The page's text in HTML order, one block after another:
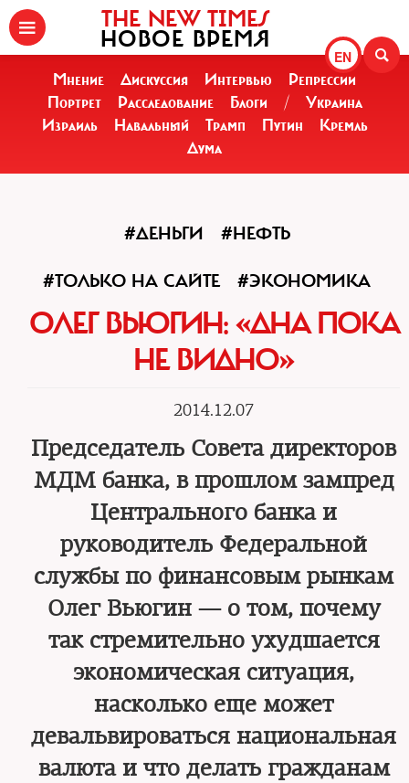
EN
THE NEW TIMES
НОВОЕ ВРЕМЯ
Мнение Дискуссия Интервью
Репрессии
Портрет
Расследование Блоги /
Украина
Израиль
Навальный Трамп Путин
Кремль
Дума
#ДЕНЬГИ #НЕФТЬ
#ТОЛЬКО НА САЙТЕ #ЭКОНОМИКА
ОЛЕГ ВЬЮГИН: «ДНА ПОКА
НЕ ВИДНО»
2014.12.07
Председатель Совета директоров
МДМ банка, в прошлом зампред
Центрального банка и
руководитель Федеральной
службы по финансовым рынкам
Олег Вьюгин — о том, почему
так стремительно ухудшается
экономическая cитуация,
насколько еще может
девальвироваться национальная
валюта и что делать гражданам